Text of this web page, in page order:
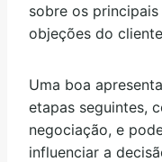
sobre os
objeções do
Uma boa
etapas seguintes,
negociação, e
influenciar a